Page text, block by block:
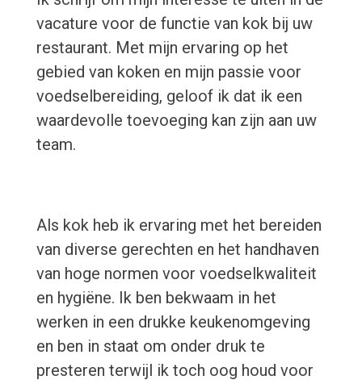
vacature voor de functie van kok bij uw
restaurant. Met mijn ervaring op het
gebied van koken en mijn passie voor
voedselbereiding, geloof ik dat ik een
waardevolle toevoeging kan zijn aan uw
team.
Als kok heb ik ervaring met het bereiden
van diverse gerechten en het handhaven
van hoge normen voor voedselkwaliteit
en hygiëne. Ik ben bekwaam in het
werken in een drukke keukenomgeving
en ben in staat om onder druk te
presteren terwijl ik toch oog houd voor